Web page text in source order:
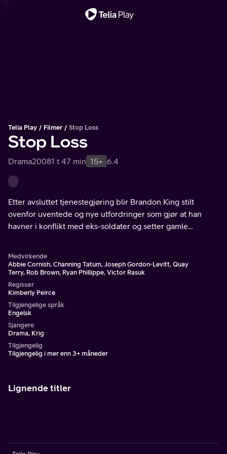
Telia Play Filmer Stop Loss
Stop Loss
Drama20081 t 47 min 15+ 6.4
Etter avsluttet tjenestegjøring blir Brandon King stilt
ovenfor uventede og nye utfordringer som gjør at han
havner i konflikt med eks-soldater og setter gamle
Medvirkende
Abbie Cornish, Channing Tatum, Joseph Gordon-Levitt, Quay
Terry, Rob Brown, Ryan Phillippe, Victor Rasuk
Regissør
Kimberly Peirce
Tilgjengelige språk
Engelsk
Sjangere
Drama, Krig
Tilgjengelig
Tilgjengelig i mer enn 3+ måneder
Lignende titler